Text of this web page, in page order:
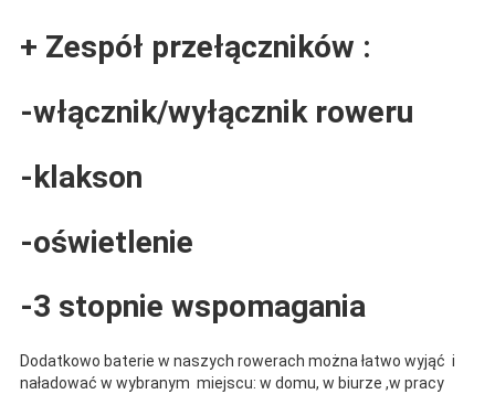
+ Zespół przełączników :
-włącznik/wyłącznik roweru
-klakson
-oświetlenie
-3 stopnie wspomagania
Dodatkowo baterie w naszych rowerach można łatwo wyjąć i
naładować w wybranym miejscu: w domu, w biurze ,w pracy